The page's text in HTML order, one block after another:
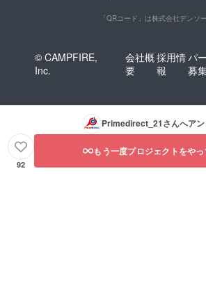
「QRコード」は株式会社デンソ
© CAMPFIRE,
Inc.
会社概
要
採用情
報
パ
募
Primedirect_21さんへア
92
もう一度プロジェクトをや